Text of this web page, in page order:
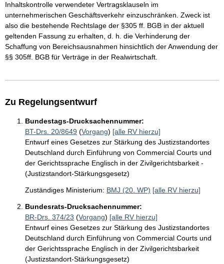
Inhaltskontrolle verwendeter Vertragsklauseln im
unternehmerischen Geschäftsverkehr einzuschränken. Zweck ist
also die bestehende Rechtslage der §305 ff. BGB in der aktuell
geltenden Fassung zu erhalten, d. h. die Verhinderung der
Schaffung von Bereichsausnahmen hinsichtlich der Anwendung der
§§ 305ff. BGB für Verträge in der Realwirtschaft.
Zu Regelungsentwurf
Bundestags-Drucksachennummer:
BT-Drs. 20/8649 (Vorgang) [alle RV hierzu]
Entwurf eines Gesetzes zur Stärkung des Justizstandortes
Deutschland durch Einführung von Commercial Courts und
der Gerichtssprache Englisch in der Zivilgerichtsbarkeit -
(Justizstandort-Stärkungsgesetz)
Zuständiges Ministerium: BMJ (20. WP) [alle RV hierzu]
Bundesrats-Drucksachennummer:
BR-Drs. 374/23 (Vorgang) [alle RV hierzu]
Entwurf eines Gesetzes zur Stärkung des Justizstandortes
Deutschland durch Einführung von Commercial Courts und
der Gerichtssprache Englisch in der Zivilgerichtsbarkeit
(Justizstandort-Stärkungsgesetz)